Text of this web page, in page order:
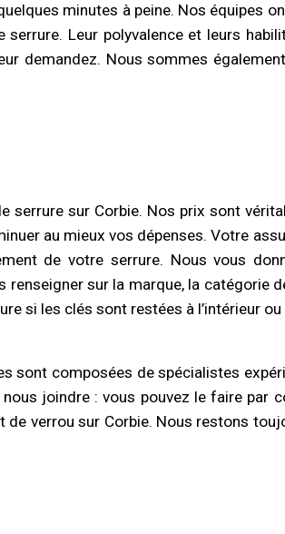
minutes à peine. Nos équipes
Leur polyvalence et leurs
demandez. Nous sommes
serrure sur Corbie. Nos prix sont
au mieux vos dépenses. Votre
de votre serrure. Nous vous
sur la marque, la catégorie
si les clés sont restées à l’intérieur
sont composées de spécialistes
joindre : vous pouvez le faire par
verrou sur Corbie. Nous restons